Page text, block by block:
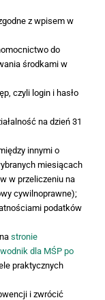
z wpisem w
do
środkami w
czyli login i hasło
na dzień 31
innymi o
miesiącach
w przeliczeniu na
cywilnoprawne);
podatków
stronie
dla MŚP po
praktycznych
i zwrócić